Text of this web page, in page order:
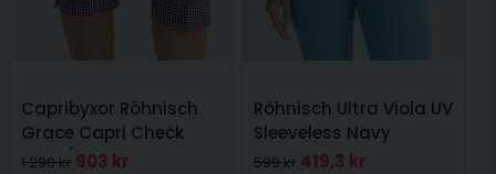
Capribyxor Röhnisch
Grace Capri Check
Navy/Rosa
1 290 kr 903 kr
Röhnisch Ultra Viola UV
Sleeveless Navy
599 kr 419,3 kr